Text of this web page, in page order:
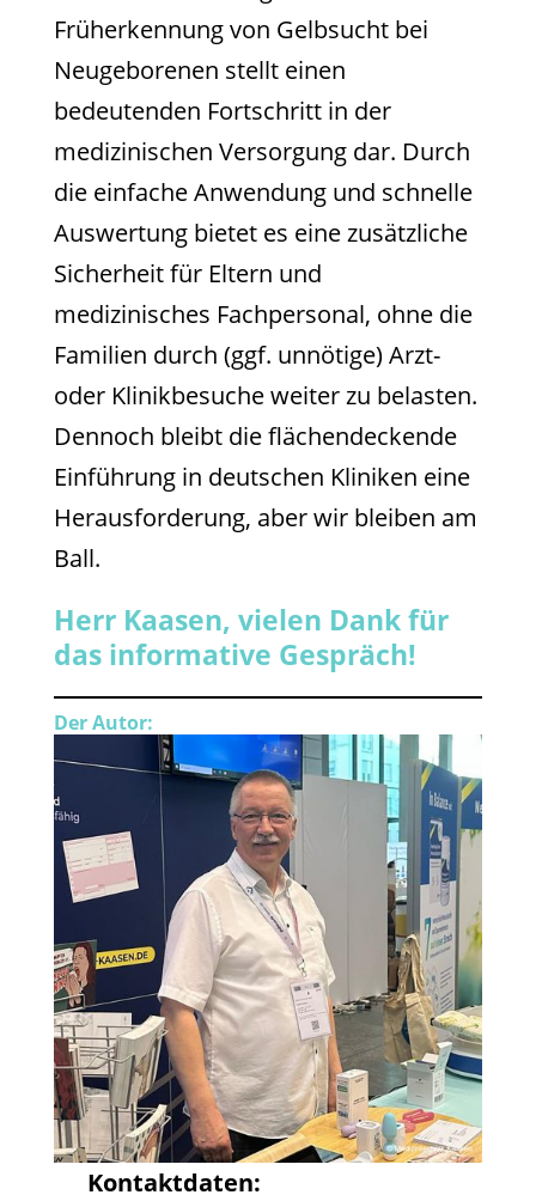
Früherkennung von Gelbsucht bei
Neugeborenen stellt einen
bedeutenden Fortschritt in der
medizinischen Versorgung dar. Durch
die einfache Anwendung und schnelle
Auswertung bietet es eine zusätzliche
Sicherheit für Eltern und
medizinisches Fachpersonal, ohne die
Familien durch (ggf. unnötige) Arzt-
oder Klinikbesuche weiter zu belasten.
Dennoch bleibt die flächendeckende
Einführung in deutschen Kliniken eine
Herausforderung, aber wir bleiben am
Ball.
Herr Kaasen, vielen Dank für
das informative Gespräch!
Der Autor:
Kontaktdaten: